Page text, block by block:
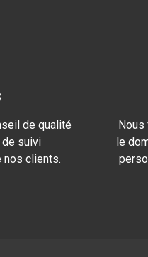
de qualité
suivi
nos clients.
le